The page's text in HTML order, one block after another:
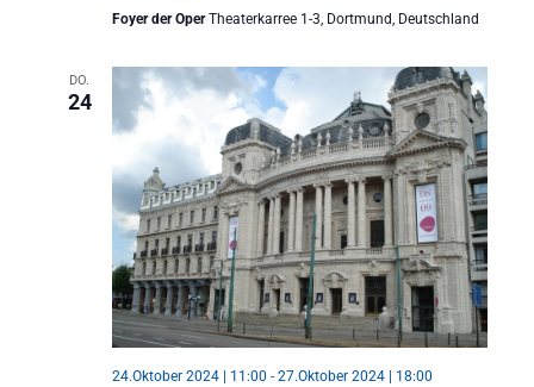
Foyer der OperTheaterkarree 1-3, Dortmund, Deutschland
DO.
24
24.Oktober 2024 | 11:00 - 27.Oktober 2024 | 18:00